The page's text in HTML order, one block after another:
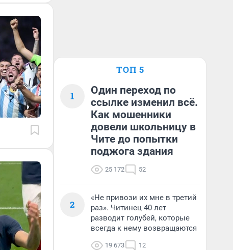
ТОП 5
1
Один переход по
ссылке изменил всё.
Как мошенники
довели школьницу в
Чите до попытки
поджога здания
25 172 52
2
«Не привози их мне в третий
раз». Читинец 40 лет
разводит голубей, которые
всегда к нему возвращаются
19 673 12